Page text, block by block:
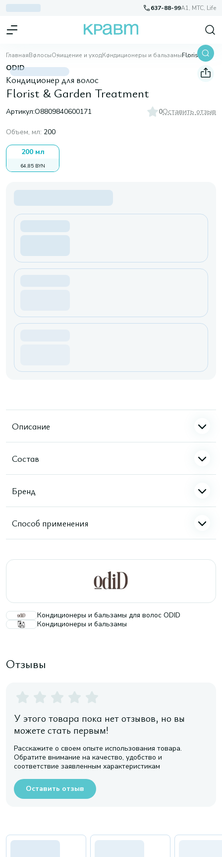
637-88-99A1, МТС, Life
ГлавнаяВолосыОчищение и уходКондиционеры и бальзамы Florist & Garden Treatment
ODID
Кондиционер для волос
Florist & Garden Treatment
Артикул:O8809840600171 0Оставить отзыв
Объем, мл: 200
200 мл
64,85 BYN
Описание
Состав
Бренд
Способ применения
Кондиционеры и бальзамы для волос ODID
Кондиционеры и бальзамы
Отзывы
У этого товара пока нет отзывов, но вы
можете стать первым!
Расскажите о своем опыте использования товара.
Обратите внимание на качество, удобство и
соответствие заявленным характеристикам
Оставить отзыв